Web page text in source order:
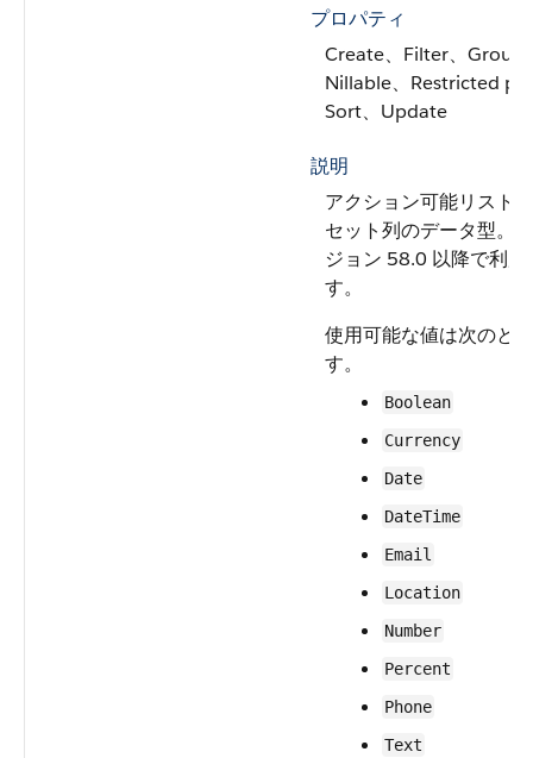
プロパティ
Create、Filter、Group
Nillable、Restricted
Sort、Update
説明
アクション可能リスト
セット列のデータ型。
ジョン 58.0 以降で利用
す。
使用可能な値は次のと
す。
Boolean
Currency
Date
DateTime
Email
Location
Number
Percent
Phone
Text